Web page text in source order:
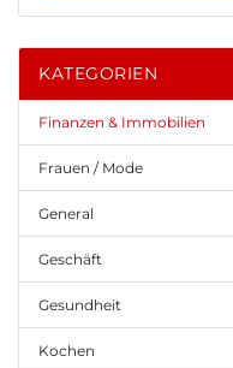
KATEGORIEN
Finanzen & Immobilien
Frauen / Mode
General
Geschäft
Gesundheit
Kochen